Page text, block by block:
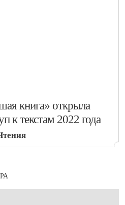
книга» открыла
к текстам 2022 года